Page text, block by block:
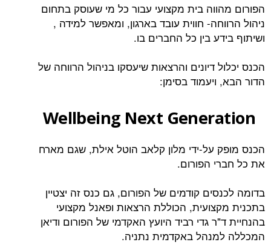
הפורום מהווה בית מקצועי עבור כל מי שעוסק בתחום
ניהול הרווחה- חווית עובד בארגון, ומאפשר למידה ,
ושיתוף בידע בין כל החברים בו.
הכנס יכלול דיונים והרצאות שיעסקו בניהול הרווחה של
הדור הבא, ויעמוד בסימן:
Wellbeing Next Generation
הכנס מופק על-ידי מלון קלאב הוטל אילת, שגם מארח
את כל חברי הפורום.
בדומה לכנסים קודמים של הפורום, גם כנס זה יצטיין
בתכנית מקצועית, הכוללת הרצאות ופאנל מקצועי
בהנחיית ד"ר גדי רביד היועץ האקדמי של הפורום ודיאן
המכללה למנהל באקדמית נתניה.